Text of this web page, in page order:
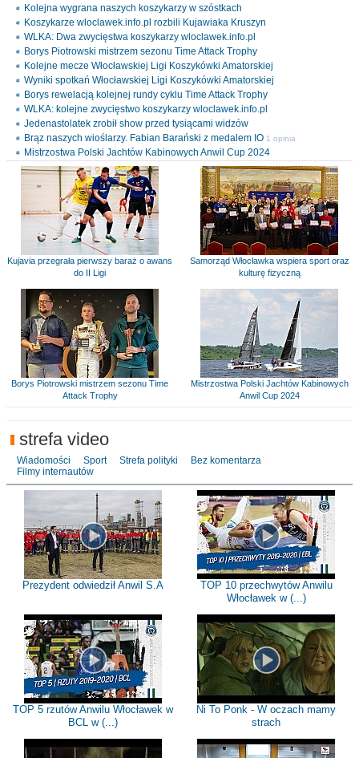
Kolejna wygrana naszych koszykarzy w szóstkach
Koszykarze wloclawek.info.pl rozbili Kujawiaka Kruszyn
WLKA: Dwa zwycięstwa koszykarzy wloclawek.info.pl
Borys Piotrowski mistrzem sezonu Time Attack Trophy
Kolejne mecze Włocławskiej Ligi Koszykówki Amatorskiej
Wyniki spotkań Włocławskiej Ligi Koszykówki Amatorskiej
Borys rewelacją kolejnej rundy cyklu Time Attack Trophy
WLKA: kolejne zwycięstwo koszykarzy wloclawek.info.pl
Jedenastolatek zrobił show przed tysiącami widzów
Brąz naszych wioślarzy. Fabian Barański z medalem IO 1 opinia
Mistrzostwa Polski Jachtów Kabinowych Anwil Cup 2024
Kujavia przegrała pierwszy baraż o awans
do II Ligi
Samorząd Włocławka wspiera sport oraz
kulturę fizyczną
Borys Piotrowski mistrzem sezonu Time
Attack Trophy
Mistrzostwa Polski Jachtów Kabinowych
Anwil Cup 2024
strefa video
Wiadomości Sport Strefa polityki
Bez komentarza
Filmy internautów
Prezydent odwiedził Anwil S.A
TOP 10 przechwytów Anwilu
Włocławek w (...)
TOP 5 rzutów Anwilu Włocławek w
BCL w (...)
Ni To Ponk - W oczach mamy
strach